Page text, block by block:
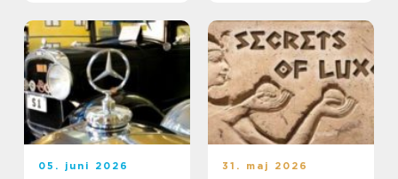
05. juni 2026 31. maj 2026